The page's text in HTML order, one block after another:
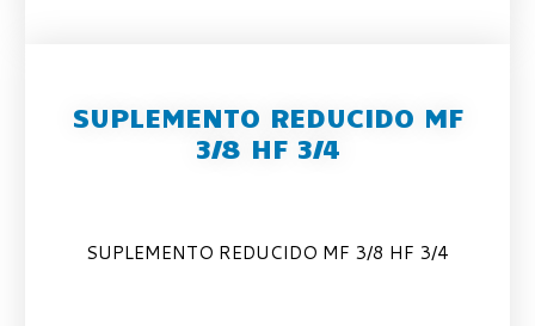
SUPLEMENTO REDUCIDO MF
3/8 HF 3/4
SUPLEMENTO REDUCIDO MF 3/8 HF 3/4